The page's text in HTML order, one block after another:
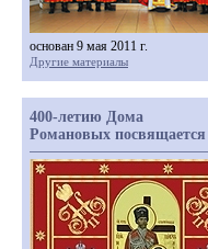
основан 9 мая 2011 г.
Другие материалы
400-летию Дома
Романовых посвящается